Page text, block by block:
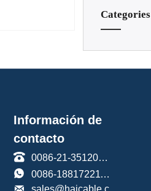
Categories
Información de
contacto
 0086-21-35120588
 0086-18817221191